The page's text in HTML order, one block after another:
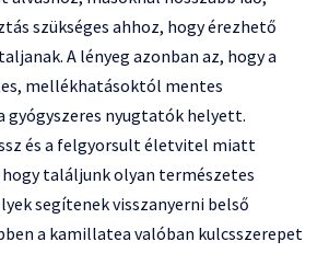
szükséges ahhoz, hogy érezhető
A lényeg azonban az, hogy a
mellékhatásoktól mentes
nyugtatók helyett.
és a felgyorsult életvitel miatt
találjunk olyan természetes
segítenek visszanyerni belső
a kamillatea valóban kulcsszerepet